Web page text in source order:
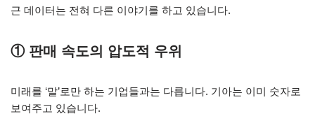
근 데이터는 전혀 다른 이야기를 하고 있습니다.
① 판매 속도의 압도적 우위
미래를 ‘말’로만 하는 기업들과는 다릅니다. 기아는 이미 숫자로
보여주고 있습니다.